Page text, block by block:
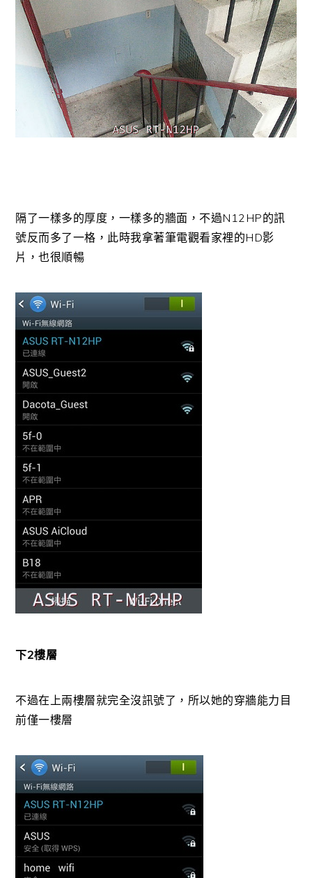
隔了一樣多的厚度，一樣多的牆面，不過N12HP的訊
號反而多了一格，此時我拿著筆電觀看家裡的HD影
片，也很順暢
下2樓層
不過在上兩樓層就完全沒訊號了，所以她的穿牆能力目
前僅一樓層